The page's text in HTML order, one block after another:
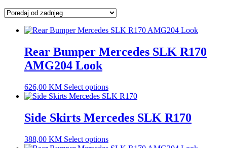
Rear Bumper Mercedes SLK R170
AMG204 Look
626,00 KM Select options
Side Skirts Mercedes SLK R170
388,00 KM Select options